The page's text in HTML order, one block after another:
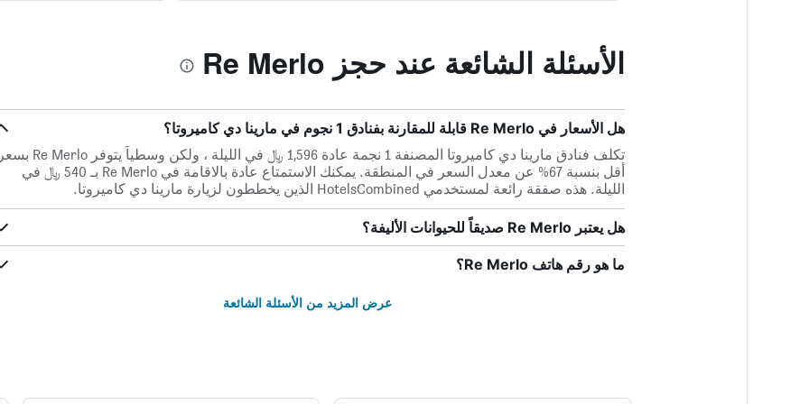
الأسئلة الشائعة عند حجز Re Merlo
هل الأسعار في Re Merlo قابلة للمقارنة بفنادق 1 نجوم في مارينا دي كاميروتا؟
تكلف فنادق مارينا دي كاميروتا المصنفة 1 نجمة عادة 1,596 ﷼ في الليلة ، ولكن وسطياً يتوفر Re Merlo بسعر
أقل بنسبة 67% عن معدل السعر في المنطقة. يمكنك الاستمتاع عادة بالاقامة في Re Merlo بـ 540 ﷼ في
الليلة. هذه صفقة رائعة لمستخدمي HotelsCombined الذين يخططون لزيارة مارينا دي كاميروتا.
هل يعتبر Re Merlo صديقاً للحيوانات الأليفة؟
ما هو رقم هاتف Re Merlo؟
عرض المزيد من الأسئلة الشائعة